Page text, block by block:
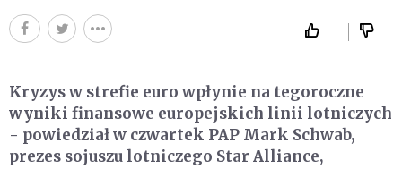
Kryzys w strefie euro wpłynie na tegoroczne
wyniki finansowe europejskich linii lotniczych
- powiedział w czwartek PAP Mark Schwab,
prezes sojuszu lotniczego Star Alliance,